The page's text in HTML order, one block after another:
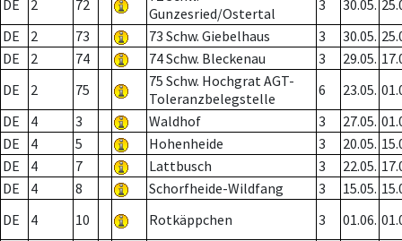
DE 2 72
Gunzesried/Ostertal
3 30.05.
DE
2 73 73 Schw. Giebelhaus 3 30.05.
DE
2 74 74 Schw. Bleckenau 3 29.05.
DE
2 75
75 Schw. Hochgrat AGT-
Toleranzbelegstelle
6 23.05.
DE
4 3 Waldhof 3 27.05.
DE
4 5 Hohenheide 3 20.05.
DE
4 7 Lattbusch 3 22.05.
DE
4 8 Schorfheide-Wildfang 3 15.05.
DE
4 10 Rotkäppchen 3 01.06.